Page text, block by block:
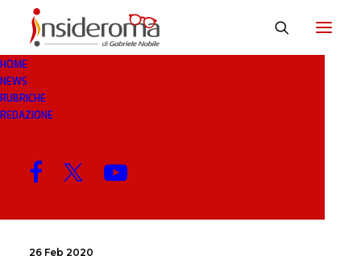
HOME
NEWS
RUBRICHE
REDAZIONE
TOLJAN
MENU
26 Feb 2020